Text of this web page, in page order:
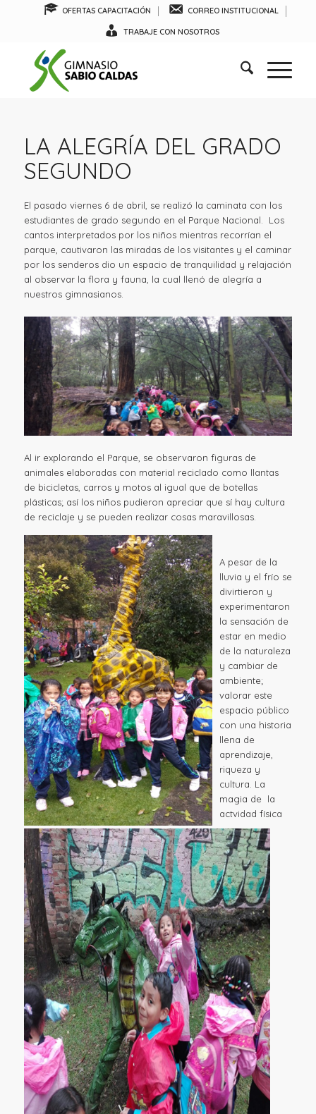
OFERTAS CAPACITACIÓN CORREO INSTITUCIONAL
TRABAJE CON NOSOTROS
LA ALEGRÍA DEL GRADO
SEGUNDO
El pasado viernes 6 de abril, se realizó la caminata con los
estudiantes de grado segundo en el Parque Nacional. Los
cantos interpretados por los niños mientras recorrían el
parque, cautivaron las miradas de los visitantes y el caminar
por los senderos dio un espacio de tranquilidad y relajación
al observar la flora y fauna, la cual llenó de alegría a
nuestros gimnasianos.
Al ir explorando el Parque, se observaron figuras de
animales elaboradas con material reciclado como llantas
de bicicletas, carros y motos al igual que de botellas
plásticas; así los niños pudieron apreciar que sí hay cultura
de reciclaje y se pueden realizar cosas maravillosas.
A pesar de la
lluvia y el frío se
divirtieron y
experimentaron
la sensación de
estar en medio
de la naturaleza
y cambiar de
ambiente;
valorar este
espacio público
con una historia
llena de
aprendizaje,
riqueza y
cultura. La
magia de la
actvidad física